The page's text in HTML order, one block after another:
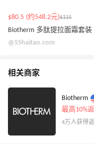
$80.5 (约548.2元)$115
Biotherm 多肽提拉面霜套装
@55haitao.com
相关商家
Biotherm
最高10%
4万人获得